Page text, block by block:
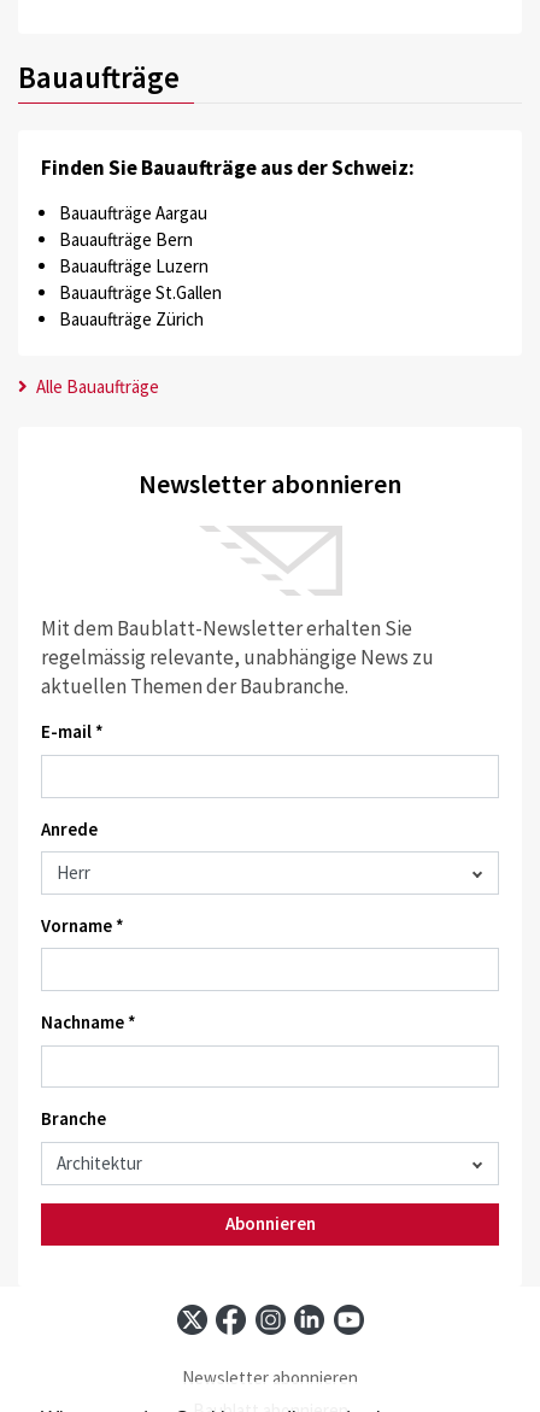
Bauaufträge
Finden Sie Bauaufträge aus der Schweiz:
Bauaufträge Aargau
Bauaufträge Bern
Bauaufträge Luzern
Bauaufträge St.Gallen
Bauaufträge Zürich
Alle Bauaufträge
Newsletter abonnieren
Mit dem Baublatt-Newsletter erhalten Sie
regelmässig relevante, unabhängige News zu
aktuellen Themen der Baubranche.
E-mail *
Anrede
Vorname *
Nachname *
Branche
Abonnieren
Newsletter abonnieren